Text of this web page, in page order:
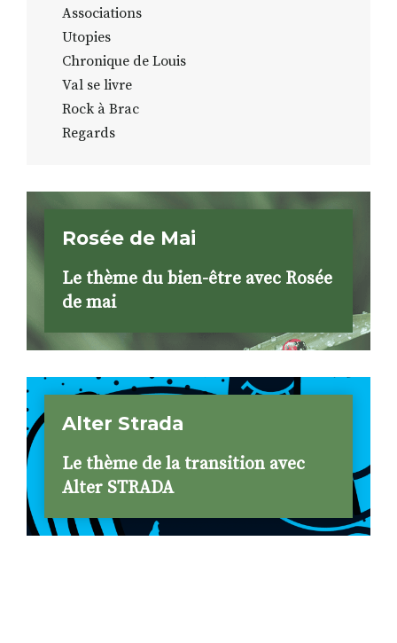
Associations
Utopies
Chronique de Louis
Val se livre
Rock à Brac
Regards
Rosée de Mai
Le thème du bien-être avec Rosée
de mai
Alter Strada
Le thème de la transition avec
Alter STRADA